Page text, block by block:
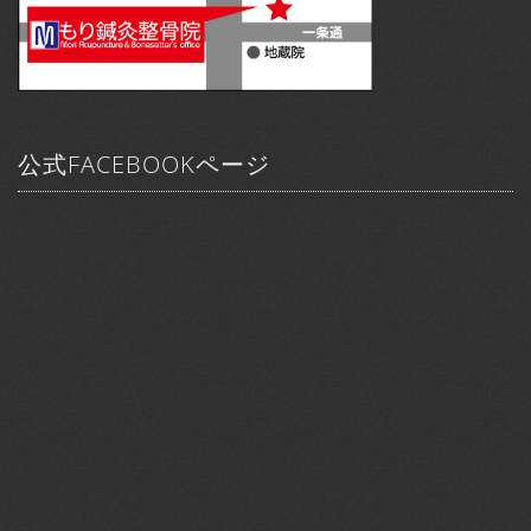
公式FACEBOOKページ